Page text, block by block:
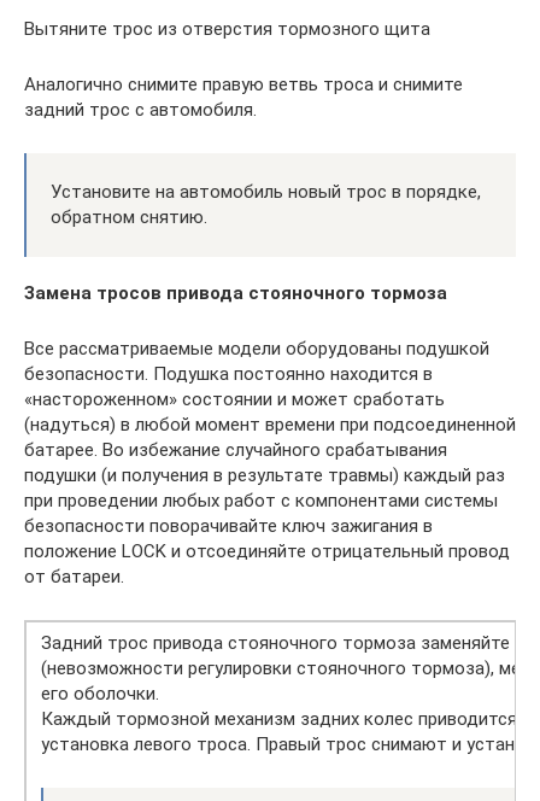
Вытяните трос из отверстия тормозного щита
Аналогично снимите правую ветвь троса и снимите
задний трос с автомобиля.
Установите на автомобиль новый трос в порядке,
обратном снятию.
Замена тросов привода стояночного тормоза
Все рассматриваемые модели оборудованы подушкой
безопасности. Подушка постоянно находится в
«настороженном» состоянии и может сработать
(надуться) в любой момент времени при подсоединенной
батарее. Во избежание случайного срабатывания
подушки (и получения в результате травмы) каждый раз
при проведении любых работ с компонентами системы
безопасности поворачивайте ключ зажигания в
положение LOCK и отсоединяйте отрицательный провод
от батареи.
Задний трос привода стояночного тормоза заменяйте
(невозможности регулировки стояночного тормоза),
его оболочки.
Каждый тормозной механизм задних колес приводится
установка левого троса. Правый трос снимают и